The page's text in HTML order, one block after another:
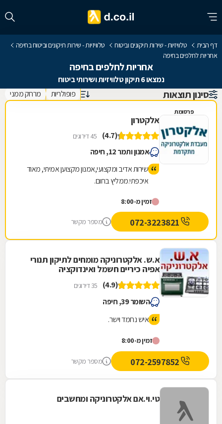
דף הבית טלוויזיות - שירות תיקונים וביטוח
טלוויזיות - שירות תיקונים וביטוח בחיפה
אחריות לחלפים בחיפה
אחריות לחלפים בחיפה
נמצאו 6 תיקון טלוויזיות ושירותי ביטוח
סינון תוצאות פופולריות מרחק ממני
פרסומת
אלקטרון
(4.7) 45 דירוגים
אמנון ותמר 12, חיפה
שירות אדיב ומקצועי,אמנון מקצוען אמיתי, מאוד
איכפתי.ממליץ בחום.
זמין מ-8:00
מספר מקשר
א.ש. אלקטרוניקה מומחים לתיקון תנורי
אפיה כיריים חשמל ואינדוקציה
(4.9) 35 דירוגים
השומר 39, חיפה
איש נחמד וישר.
זמין מ-8:00
מספר מקשר
טי.וי.אם אלקטרוניקה ומחשבים